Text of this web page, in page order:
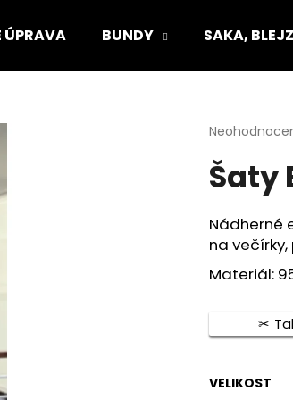
ÚPRAVA BUNDY SAKA,
Průměrné
produktu
je
z
5
hvězdiček.
Šaty
Nádherné
na
Materiál:
VELIKOST